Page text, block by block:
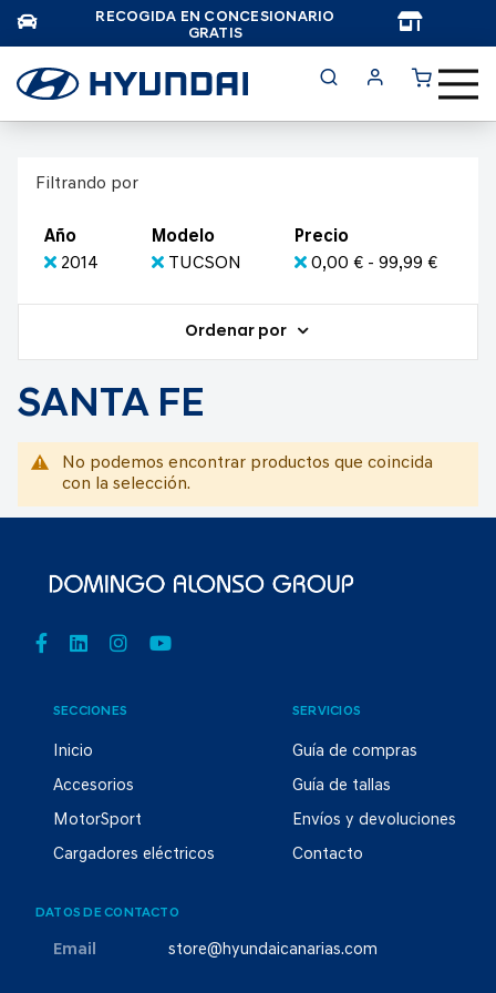
RECOGIDA EN CONCESIONARIO
GRATIS
Filtrando por
Año
2014
Modelo
TUCSON
Precio
0,00 € - 99,99 €
Ordenar por
SANTA FE
No podemos encontrar productos que coincida
con la selección.
SECCIONES
Inicio
Accesorios
MotorSport
Cargadores eléctricos
SERVICIOS
Guía de compras
Guía de tallas
Envíos y devoluciones
Contacto
DATOS DE CONTACTO
Email store@hyundaicanarias.com